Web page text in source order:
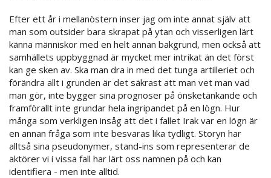
Efter ett år i mellanöstern inser jag om inte annat själv att
man som outsider bara skrapat på ytan och visserligen lärt
känna människor med en helt annan bakgrund, men också att
samhällets uppbyggnad är mycket mer intrikat än det först
kan ge sken av. Ska man dra in med det tunga artilleriet och
förändra allt i grunden är det säkrast att man vet man vad
man gör, inte bygger sina prognoser på önsketänkande och
framförallt inte grundar hela ingripandet på en lögn. Hur
många som verkligen insåg att det i fallet Irak var en lögn är
en annan fråga som inte besvaras lika tydligt. Storyn har
alltså sina pseudonymer, stand-ins som representerar de
aktörer vi i vissa fall har lärt oss namnen på och kan
identifiera - men inte alltid.